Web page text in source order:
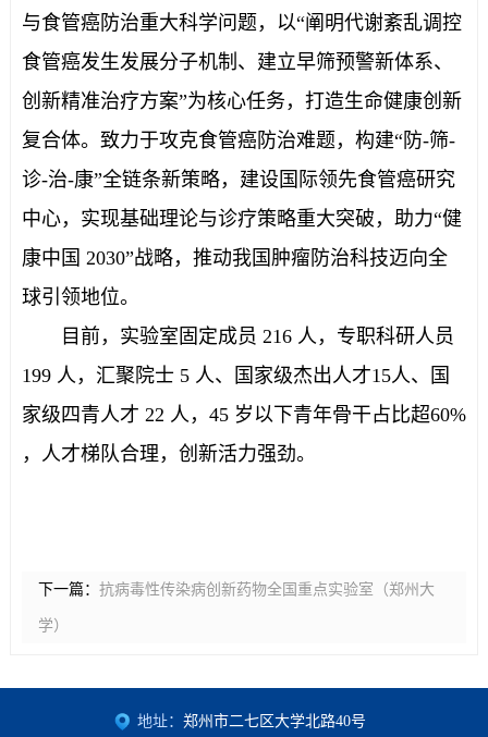
与食管癌防治重大科学问题，以“阐明代谢紊乱调控
食管癌发生发展分子机制、建立早筛预警新体系、
创新精准治疗方案”为核心任务，打造生命健康创新
复合体。致力于攻克食管癌防治难题，构建“防-筛-
诊-治-康”全链条新策略，建设国际领先食管癌研究
中心，实现基础理论与诊疗策略重大突破，助力“健
康中国 2030”战略，推动我国肿瘤防治科技迈向全
球引领地位。
目前，实验室固定成员 216 人，专职科研人员
199 人，汇聚院士 5 人、国家级杰出人才15人、国
家级四青人才 22 人，45 岁以下青年骨干占比超60%
，人才梯队合理，创新活力强劲。
下一篇： 抗病毒性传染病创新药物全国重点实验室（郑州大
学）
地址： 郑州市二七区大学北路40号